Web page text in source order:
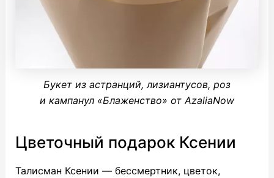
Букет из астранций, лизиантусов, роз
и кампанул «Блаженство» от AzaliaNow
Цветочный подарок Ксении
Талисман Ксении — бессмертник, цветок,